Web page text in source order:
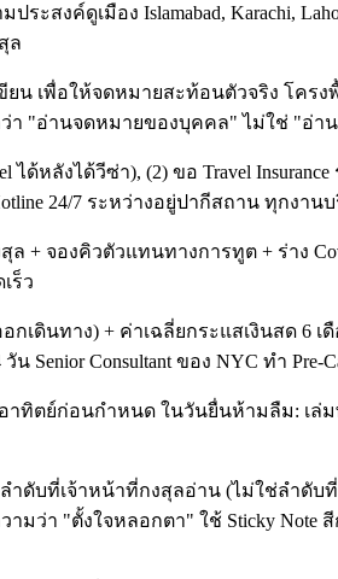
งค์ดูเมือง Islamabad, Karachi,
ล
ขียน เพื่อให้จดหมายสะท้อนตัวจริง โค
กว่า "อ่านจดหมายของบุคคล" ไม่ใช่ "อ่
หลังได้วีซ่า), (2) ขอ Travel
24/7 ระหว่างอยู่ปากีสถาน ทุกงา
จองคิวตัวแทนทางการทูต + ร่าง
ร็ว
กเดินทาง) + ค่าเฉลี่ยกระแสเงินสด
น Senior Consultant ของ NYC ทำ
อาทิตย์ก่อนกำหนด ในวันยื่นห้ามลืม: เล่
ดับที่เจ้าหน้าที่กงสุลอ่าน (ไม่ใช่ลำดับที่
ามว่า "ตั้งใจหลอกตา" ใช้ Sticky Note